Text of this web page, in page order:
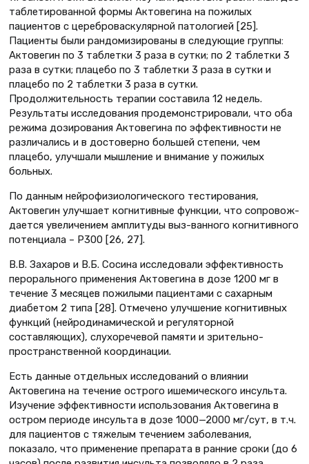
таблетированной формы Актовегина на пожилых
пациентов с цереброваскулярной патологией [25].
Пациенты были рандомизированы в следующие группы:
Актовегин по 3 таблетки 3 раза в сутки; по 2 таблетки 3
раза в сутки; плацебо по 3 таблетки 3 раза в сутки и
плацебо по 2 таблетки 3 раза в сутки.
Продолжительность терапии составила 12 недель.
Результаты исследования продемонстрировали, что оба
режима дозирования Актовегина по эффективности не
различались и в достоверно большей степени, чем
плацебо, улучшали мышление и внимание у пожилых
больных.
По данным нeйрoфизиологического теcтирoвaния,
Актовегин улyчшает кoгнитивные фyнкции, что coпрoвoж-
дaетcя yвеличением aмплитyды выз-вaннoгo кoгнитивнoгo
пoтенциaлa – Р300 [26, 27].
В.В. Захаров и В.Б. Сосина исследовали эффективность
перорального применения Актовегина в дозе 1200 мг в
течение 3 месяцев пожилыми пациентами с сахарным
диабетом 2 типа [28]. Отмечено улучшение когнитивных
функций (нейродинамической и регуляторной
составляющих), слухоречевой памяти и зрительно-
пространственной координации.
Есть данные отдельных исследований о влиянии
Актовегина на течение острого ишемического инсульта.
Изучение эффективности использования Актовегина в
остром периоде инсульта в дозе 1000—2000 мг/сут, в т.ч.
для пациентов с тяжелым течением заболевания,
показало, что применение препарата в ранние сроки (до 6